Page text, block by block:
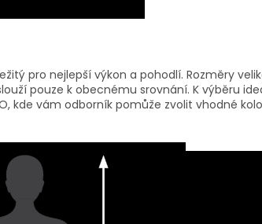
pro nejlepší výkon a pohodlí. Rozměry
pouze k obecnému srovnání. K výběru
kde vám odborník pomůže zvolit vhodné